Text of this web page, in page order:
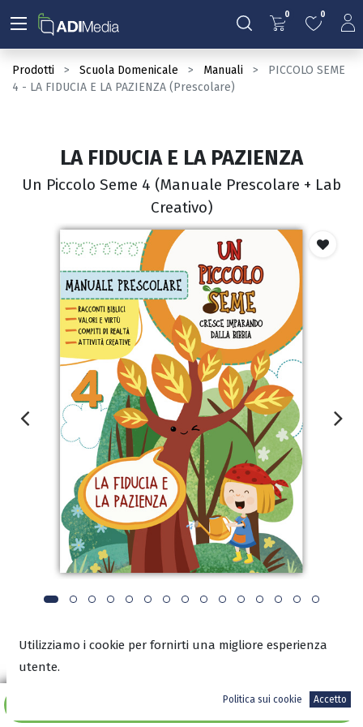
0 0
Prodotti Scuola Domenicale Manuali
PICCOLO SEME
4 - LA FIDUCIA E LA PAZIENZA (Prescolare)
Aggiungi al carrello
LA FIDUCIA E LA PAZIENZA
Un Piccolo Seme 4 (Manuale Prescolare + Lab
Creativo)
Utilizziamo i cookie per fornirti una migliore esperienza
utente.
Politica sui cookie Accetto